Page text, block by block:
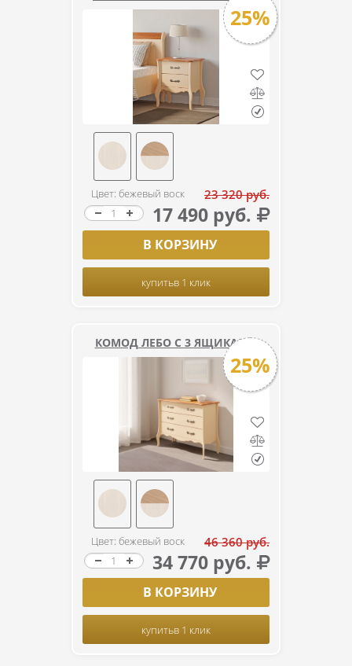
25%
Цвет: бежевый воск 23 320 руб.
17 490 руб.
В КОРЗИНУ
купитьв 1 клик
КОМОД ЛЕБО С 3 ЯЩИКАМИ
25%
Цвет: бежевый воск 46 360 руб.
34 770 руб.
В КОРЗИНУ
купитьв 1 клик